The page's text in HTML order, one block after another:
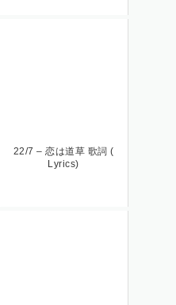
22/7 – 恋は道草 歌詞 (
Lyrics)